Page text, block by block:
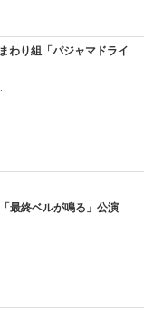
わり組「パジャマドライ
最終ベルが鳴る」公演